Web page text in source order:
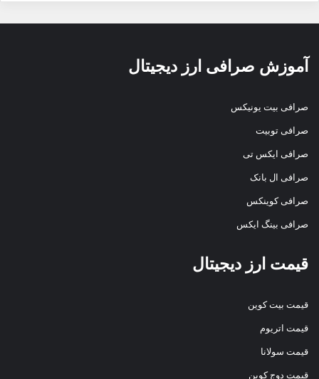
آموزش صرافی ارز دیجیتال
صرافی بیت یونیکس
صرافی توبیت
صرافی ایکس تی
صرافی ال بانک
صرافی کوینکس
صرافی بینگ ایکس
قیمت ارز دیجیتال
قیمت بیت کوین
قیمت اتریوم
قیمت سولانا
قیمت دوج کوین